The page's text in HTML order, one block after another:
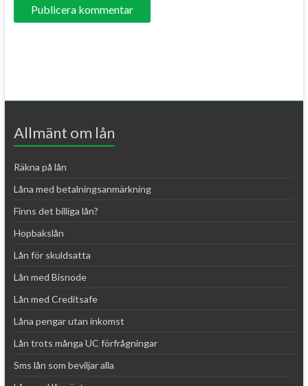
r
n
a
i
v
e
Allmänt om lån
Räkna på lån
Låna med betalningsanmärkning
Finns det billiga lån?
Hopbakslån
Lån för skuldsatta
Lån med Bisnode
Lån med Creditsafe
Låna pengar utan inkomst
Lån trots många UC förfrågningar
Sms lån som beviljar alla